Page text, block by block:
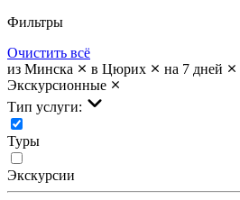
Фильтры
Очистить всё
из Минска
в Цюрих на 7 дней
Экскурсионные
Тип услуги:
Туры
Экскурсии